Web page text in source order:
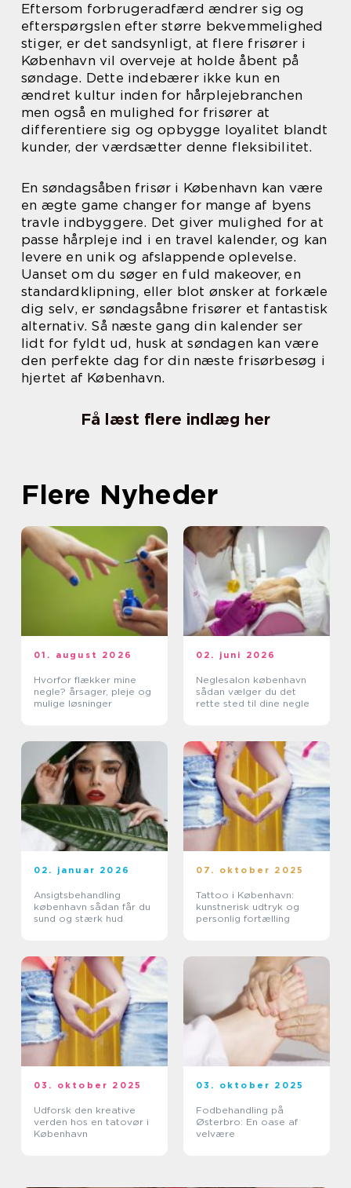
Eftersom forbrugeradfærd ændrer sig og
efterspørgslen efter større bekvemmelighed
stiger, er det sandsynligt, at flere frisører i
København vil overveje at holde åbent på
søndage. Dette indebærer ikke kun en
ændret kultur inden for hårplejebranchen
men også en mulighed for frisører at
differentiere sig og opbygge loyalitet blandt
kunder, der værdsætter denne fleksibilitet.
En søndagsåben frisør i København kan være
en ægte game changer for mange af byens
travle indbyggere. Det giver mulighed for at
passe hårpleje ind i en travel kalender, og kan
levere en unik og afslappende oplevelse.
Uanset om du søger en fuld makeover, en
standardklipning, eller blot ønsker at forkæle
dig selv, er søndagsåbne frisører et fantastisk
alternativ. Så næste gang din kalender ser
lidt for fyldt ud, husk at søndagen kan være
den perfekte dag for din næste frisørbesøg i
hjertet af København.
Få læst flere indlæg her
Flere Nyheder
01. august 2026
Hvorfor flækker mine
negle? årsager, pleje og
mulige løsninger
02. juni 2026
Neglesalon københavn
sådan vælger du det
rette sted til dine negle
02. januar 2026
Ansigtsbehandling
københavn sådan får du
sund og stærk hud
07. oktober 2025
Tattoo i København:
kunstnerisk udtryk og
personlig fortælling
03. oktober 2025
Udforsk den kreative
verden hos en tatovør i
København
03. oktober 2025
Fodbehandling på
Østerbro: En oase af
velvære